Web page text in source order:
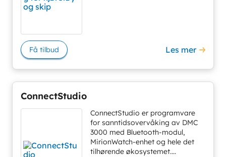
Få tilbud Les mer
ConnectStudio
ConnectStudio er programvare
for sanntidsovervåking av DMC
3000 med Bluetooth-modul,
MirionWatch-enhet og hele det
tilhørende økosystemet....